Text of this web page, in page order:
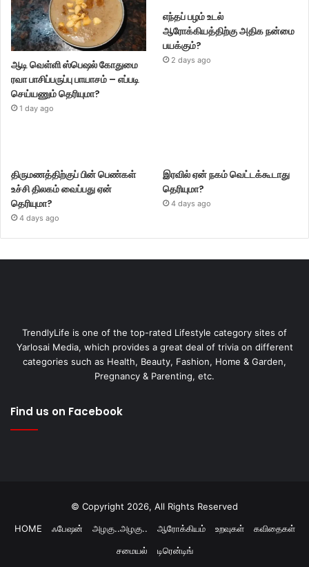
ஆடி வெள்ளி ஸ்பெஷல் கோதுமை
ரவா பாசிப்பருப்பு பாயாசம் – எப்படி
செய்யணும் தெரியுமா?
1 day ago
எந்தப் பழம் உடல்
ஆரோக்கியத்திற்கு அதிக நன்மை
பயக்கும்?
2 days ago
திருமணத்திற்குப் பின் பெண்கள்
உச்சி திலகம் வைப்பது ஏன்
தெரியுமா?
4 days ago
இரவில் ஏன் நகம் வெட்டக்கூடாது
தெரியுமா?
4 days ago
TrendlyLife is one of the top-rated Lifestyle category sites of
Yarlosai Media, which provides a great deal of trivia on different
categories such as Health, Beauty, Fashion, Home & Garden,
Pregnancy & Parenting, etc.
Find us on Facebook
© Copyright 2026, All Rights Reserved
HOME
ஃபேஷன் அழகு..அழகு.. ஆரோக்கியம் உறவுகள்
கவிதைகள்
சமையல்
டிரென்டிங்